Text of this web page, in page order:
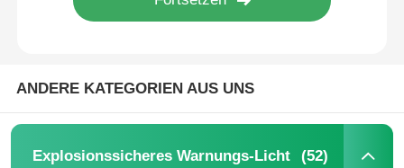
ANDERE KATEGORIEN AUS UNS
Explosionssicheres Warnungs-Licht (52)